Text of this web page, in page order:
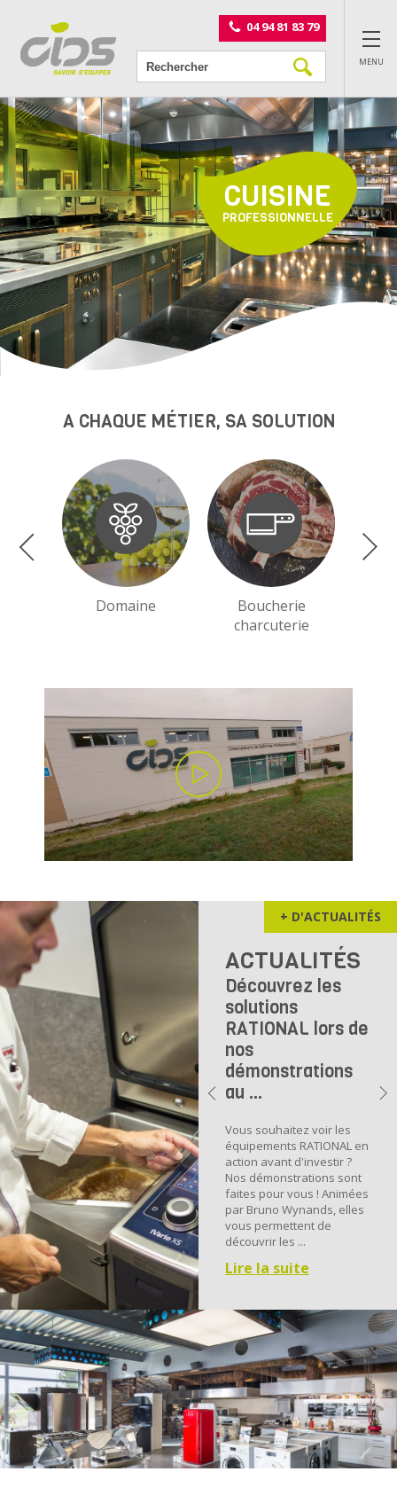
04 94 81 83 79
MENU
CUISINE
PROFESSIONNELLE
A CHAQUE MÉTIER, SA SOLUTION
Domaine
Boucherie
charcuterie
+ D'ACTUALITÉS
ACTUALITÉS
Découvrez les
solutions
RATIONAL lors de
nos
démonstrations
au ...
Vous souhaitez voir les
équipements RATIONAL en
action avant d'investir ?
Nos démonstrations sont
faites pour vous ! Animées
par Bruno Wynands, elles
vous permettent de
découvrir les ...
Lire la suite